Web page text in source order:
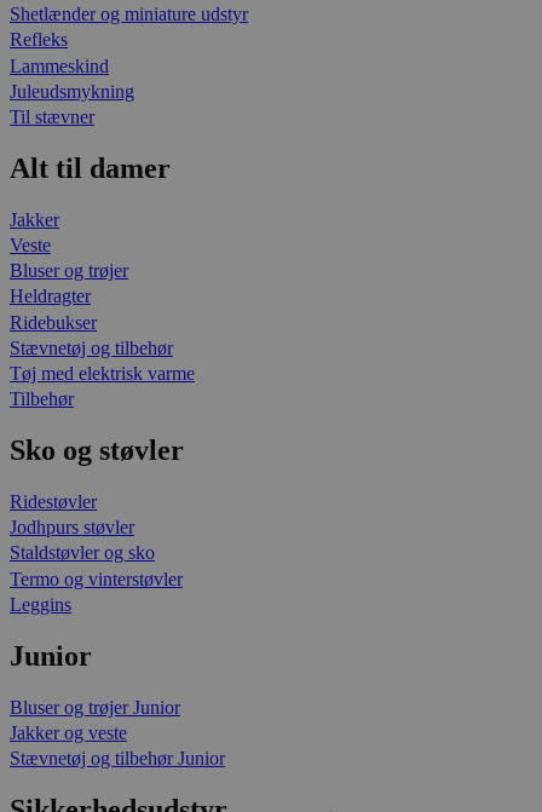
Shetlænder og miniature udstyr
Refleks
Lammeskind
Juleudsmykning
Til stævner
Alt til damer
Jakker
Veste
Bluser og trøjer
Heldragter
Ridebukser
Stævnetøj og tilbehør
Tøj med elektrisk varme
Tilbehør
Sko og støvler
Ridestøvler
Jodhpurs støvler
Staldstøvler og sko
Termo og vinterstøvler
Leggins
Junior
Bluser og trøjer Junior
Jakker og veste
Stævnetøj og tilbehør Junior